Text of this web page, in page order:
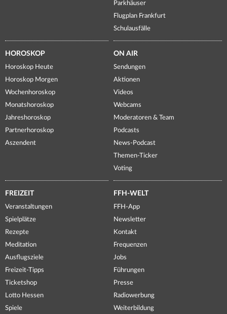
Parkhäuser
Flugplan Frankfurt
Schulausfälle
HOROSKOP
Horoskop Heute
Horoskop Morgen
Wochenhoroskop
Monatshoroskop
Jahreshoroskop
Partnerhoroskop
Aszendent
ON AIR
Sendungen
Aktionen
Videos
Webcams
Moderatoren & Team
Podcasts
News-Podcast
Themen-Ticker
Voting
FREIZEIT
Veranstaltungen
Spielplätze
Rezepte
Meditation
Ausflugsziele
Freizeit-Tipps
Ticketshop
Lotto Hessen
Spiele
FFH-WELT
FFH-App
Newsletter
Kontakt
Frequenzen
Jobs
Führungen
Presse
Radiowerbung
Weiterbildung